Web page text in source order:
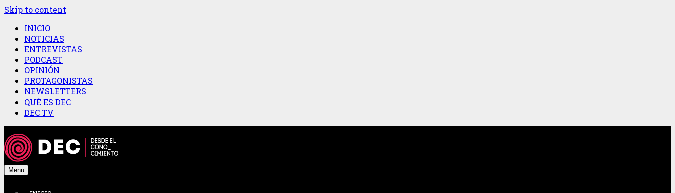
Skip to content
INICIO
NOTICIAS
ENTREVISTAS
PODCAST
OPINIÓN
PROTAGONISTAS
NEWSLETTERS
QUÉ ES DEC
DEC TV
Menu